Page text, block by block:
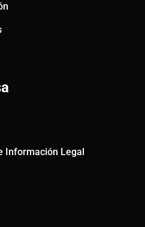
Información Legal